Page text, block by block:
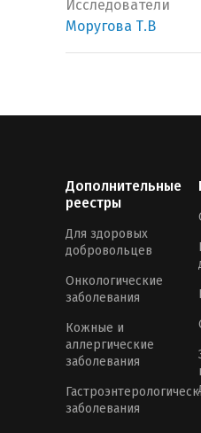
Исследователи
Моругова Т.В
Дополнительные
реестры
Для здоровых
добровольцев
Онкологические
заболевания
Кожные и
аллергические
заболевания
заболевания